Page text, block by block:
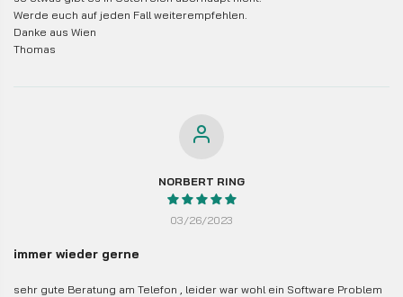
Werde euch auf jeden Fall weiterempfehlen.
Danke aus Wien
Thomas
03/26/2023
NORBERT RING
immer wieder gerne
sehr gute Beratung am Telefon , leider war wohl ein Software Problem